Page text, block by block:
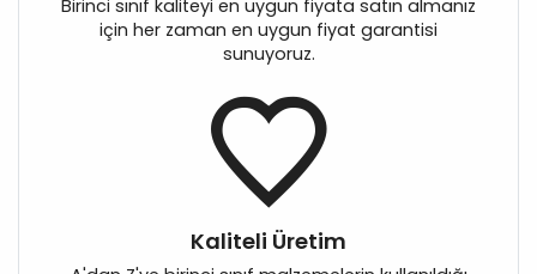
Birinci sınıf kaliteyi en uygun fiyata satın almanız
için her zaman en uygun fiyat garantisi
sunuyoruz.
Kaliteli Üretim